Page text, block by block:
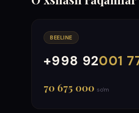
BEELINE
+998 92001
000
999
70 675 000 so'm